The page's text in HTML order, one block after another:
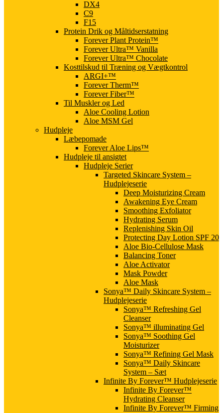
DX4
C9
F15
Protein Drik og Måltidserstatning
Forever Plant Protein™
Forever Ultra™ Vanilla
Forever Ultra™ Chocolate
Kosttilskud til Træning og Vægtkontrol
ARGI+™
Forever Therm™
Forever Fiber™
Til Muskler og Led
Aloe Cooling Lotion
Aloe MSM Gel
Hudpleje
Læbepomade
Forever Aloe Lips™
Hudpleje til ansigtet
Hudpleje Serier
Targeted Skincare System –
Hudplejeserie
Deep Moisturizing Cream
Awakening Eye Cream
Smoothing Exfoliator
Hydrating Serum
Replenishing Skin Oil
Protecting Day Lotion SPF 20
Aloe Bio-Cellulose Mask
Balancing Toner
Aloe Activator
Mask Powder
Aloe Mask
Sonya™ Daily Skincare System –
Hudplejeserie
Sonya™ Refreshing Gel
Cleanser
Sonya™ illuminating Gel
Sonya™ Soothing Gel
Moisturizer
Sonya™ Refining Gel Mask
Sonya™ Daily Skincare
System – Sæt
Infinite By Forever™ Hudplejeserie
Infinite By Forever™
Hydrating Cleanser
Infinite By Forever™ Firming